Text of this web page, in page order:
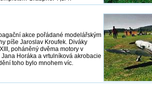
akce pořádané modelářským
píše Jaroslav Kroufek. Diváky
poháněný dvěma motory v
Horáka a vrtulníková akrobacie
toho bylo mnohem víc.